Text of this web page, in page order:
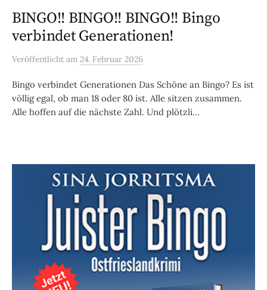
BINGO!! BINGO!! BINGO!! Bingo
verbindet Generationen!
Veröffentlicht am 24. Februar 2026
Bingo verbindet Generationen Das Schöne an Bingo? Es ist
völlig egal, ob man 18 oder 80 ist. Alle sitzen zusammen.
Alle hoffen auf die nächste Zahl. Und plötzli...